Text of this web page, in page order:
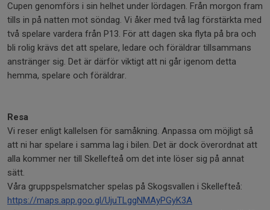
Cupen genomförs i sin helhet under lördagen. Från morgon fram
tills in på natten mot söndag. Vi åker med två lag förstärkta med
två spelare vardera från P13. För att dagen ska flyta på bra och
bli rolig krävs det att spelare, ledare och föräldrar tillsammans
anstränger sig. Det är därför viktigt att ni går igenom detta
hemma, spelare och föräldrar.
Resa
Vi reser enligt kallelsen för samåkning. Anpassa om möjligt så
att ni har spelare i samma lag i bilen. Det är dock överordnat att
alla kommer ner till Skellefteå om det inte löser sig på annat
sätt.
Våra gruppspelsmatcher spelas på Skogsvallen i Skellefteå:
https://maps.app.goo.gl/UjuTLggNMAyPGyK3A